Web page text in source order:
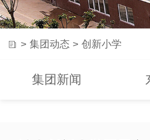
集团新闻
> 集团动态 > 创新小学